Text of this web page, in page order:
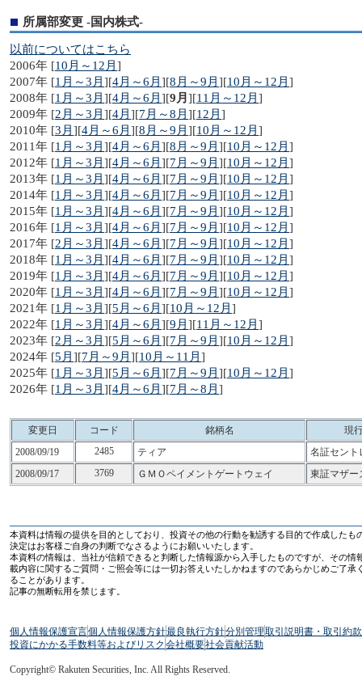
所属部変更 -国内株式-
以前についてはこちら
2006年 [10月～12月 ]
2007年 [1月～3月 ][4月～6月 ][8月～9月 ][10月～12月 ]
2008年 [1月～3月 ][4月～6月 ][9月 ][11月～12月 ]
2009年 [2月～3月 ][4月 ][7月～8月 ][12月 ]
2010年 [3月 ][4月～6月 ][8月～9月 ][10月～12月 ]
2011年 [1月～3月 ][4月～6月 ][8月～9月 ][10月～12月 ]
2012年 [1月～3月 ][4月～6月 ][7月～9月 ][10月～12月 ]
2013年 [1月～3月 ][4月～6月 ][7月～9月 ][10月～12月 ]
2014年 [1月～3月 ][4月～6月 ][7月～9月 ][10月～12月 ]
2015年 [1月～3月 ][4月～6月 ][7月～9月 ][10月～12月 ]
2016年 [1月～3月 ][4月～6月 ][7月～9月 ][10月～12月 ]
2017年 [2月～3月 ][4月～6月 ][7月～9月 ][10月～12月 ]
2018年 [1月～3月 ][4月～6月 ][7月～9月 ][10月～12月 ]
2019年 [1月～3月 ][4月～6月 ][7月～9月 ][10月～12月 ]
2020年 [1月～3月 ][4月～6月 ][7月～9月 ][10月～12月 ]
2021年 [1月～3月 ][5月～6月 ][10月～12月 ]
2022年 [1月～3月 ][4月～6月 ][9月 ][11月～12月 ]
2023年 [2月～3月 ][5月～6月 ][7月～9月 ][10月～12月 ]
2024年 [5月 ][7月～9月 ][10月～11月 ]
2025年 [1月～3月 ][5月～6月 ][7月～9月 ][10月～12月 ]
2026年 [1月～3月 ][4月～6月 ][7月～8月 ]
変更日 コード 銘柄名
現
2008/09/19
2485 ティア
名証セント
2008/09/17
3769 ＧＭＯペイメントゲートウェイ 東証マザー
本資料は情報の提供を目的としており、投資その他の行動を勧誘する目的で作成した
決定はお客様ご自身の判断でなさるようにお願いいたします。
本資料の情報は、当社が信頼できると判断した情報源から入手したものですが、その
載内容に関するご質問・ご照会等には一切お答えいたしかねますのであらかじめご了
ることがあります。
記事の無断転用を禁じます。
個人情報保護宣言個人情報保護方針最良執行方針分別管理取引説明書・取引約
投資にかかる手数料等およびリスク 会社概要社会貢献活動
Copyright© Rakuten Securities, Inc. All Rights Reserved.